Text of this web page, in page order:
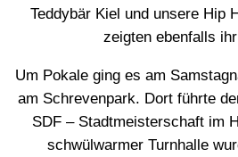
Teddybär Kiel und unsere Hip
zeigten ebenfalls
Um Pokale ging es am
am Schrevenpark. Dort führte
SDF – Stadtmeisterschaft im
schwülwarmer Turnhalle